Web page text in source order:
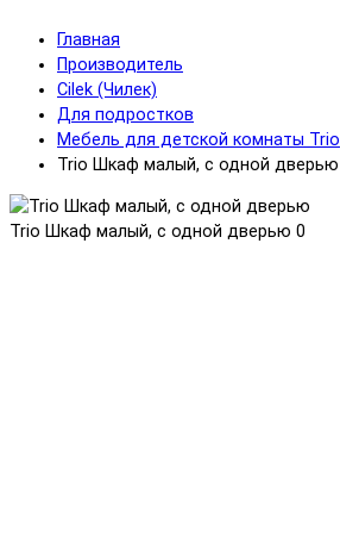
Главная
Производитель
Cilek (Чилек)
Для подростков
Мебель для детской комнаты Trio
Trio Шкаф малый, с одной дверью
Trio Шкаф малый, с одной дверью 0